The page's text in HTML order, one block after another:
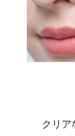
クリア